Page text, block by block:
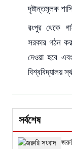
দৃষ্টান্তমূলক
রংপুর থেকে
সরকার গঠন
দেওয়া হবে
বিশ্ববিদ্যালয়
সর্বশেষ